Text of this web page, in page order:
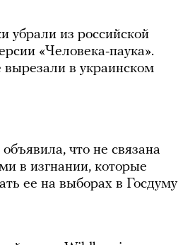
убрали из российской
«Человека-паука».
в украинском
что не связана
в изгнании, которые
ее на выборах в Госдуму